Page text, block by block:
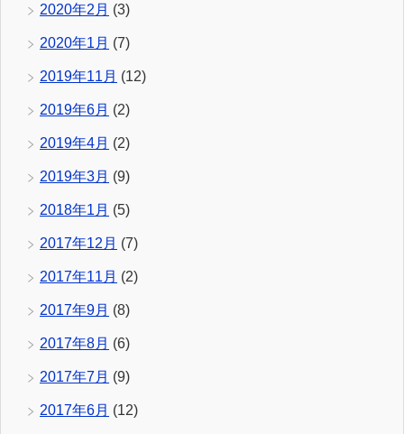
2020年2月 (3)
2020年1月 (7)
2019年11月 (12)
2019年6月 (2)
2019年4月 (2)
2019年3月 (9)
2018年1月 (5)
2017年12月 (7)
2017年11月 (2)
2017年9月 (8)
2017年8月 (6)
2017年7月 (9)
2017年6月 (12)